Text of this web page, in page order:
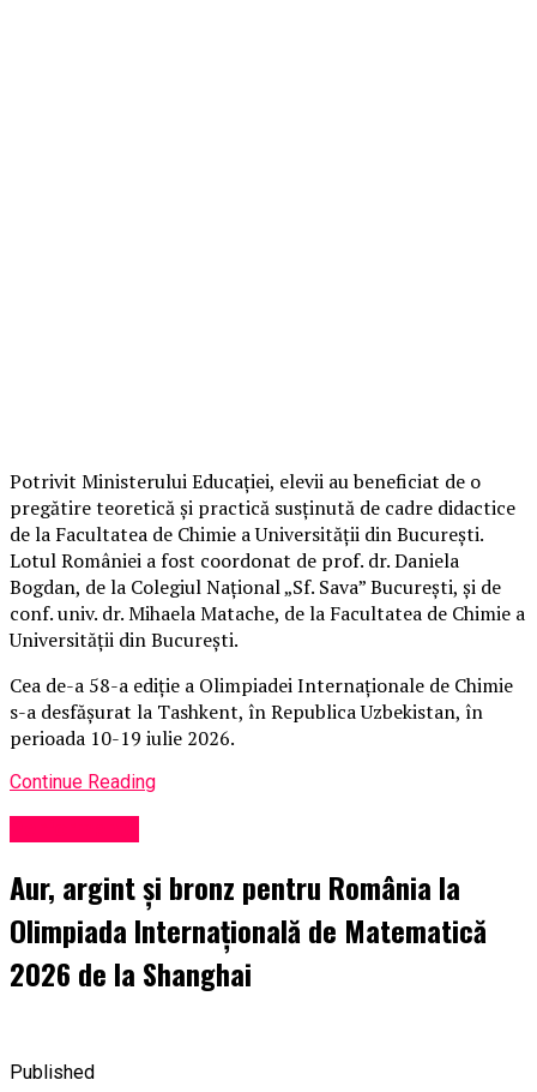
Potrivit Ministerului Educației, elevii au beneficiat de o
pregătire teoretică și practică susținută de cadre didactice
de la Facultatea de Chimie a Universității din București.
Lotul României a fost coordonat de prof. dr. Daniela
Bogdan, de la Colegiul Național „Sf. Sava” București, și de
conf. univ. dr. Mihaela Matache, de la Facultatea de Chimie a
Universității din București.
Cea de-a 58-a ediție a Olimpiadei Internaționale de Chimie
s-a desfășurat la Tashkent, în Republica Uzbekistan, în
perioada 10-19 iulie 2026.
Continue Reading
Aur, argint și bronz pentru România la
Olimpiada Internațională de Matematică
2026 de la Shanghai
Published